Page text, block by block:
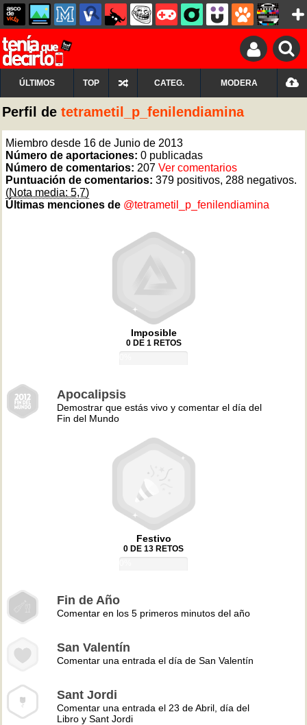
ÚLTIMOS TOP CATEG. MODERA
Perfil de tetrametil_p_fenilendiamina
Miembro desde 16 de Junio de 2013
Número de aportaciones: 0 publicadas
Número de comentarios: 207 Ver comentarios
Puntuación de comentarios: 379 positivos, 288 negativos.
(Nota media: 5,7)
Últimas menciones de @tetrametil_p_fenilendiamina
Imposible
0 DE 1 RETOS
Apocalipsis
Demostrar que estás vivo y comentar el día del
Fin del Mundo
Festivo
0 DE 13 RETOS
Fin de Año
Comentar en los 5 primeros minutos del año
San Valentín
Comentar una entrada el día de San Valentín
Sant Jordi
Comentar una entrada el 23 de Abril, día del
Libro y Sant Jordi